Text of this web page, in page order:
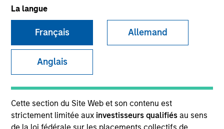
La langue
Français Allemand
Anglais
Cette section du Site Web et son contenu est
strictement limitée aux investisseurs qualifiésau sens
Technology